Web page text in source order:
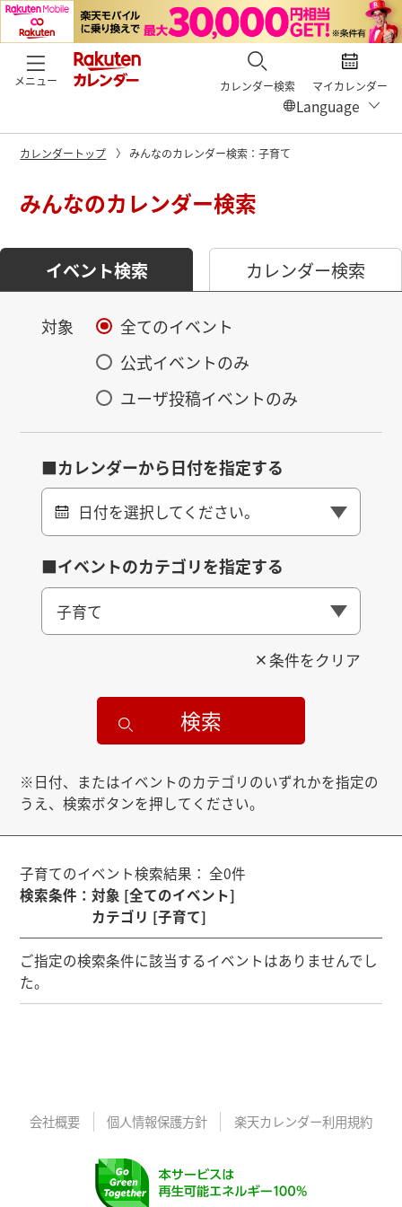
メニュー カレンダー検索 マイカレンダー
カレンダートップ みんなのカレンダー検索：子育て
みんなのカレンダー検索
イベント検索 カレンダー検索
対象
全てのイベント
公式イベントのみ
ユーザ投稿イベントのみ
■カレンダーから日付を指定する
日付を選択してください。
■イベントのカテゴリを指定する
子育て
条件をクリア
検索
※日付、またはイベントのカテゴリのいずれかを指定の
うえ、検索ボタンを押してください。
子育てのイベント検索結果： 全0件
検索条件 ：対象 [全てのイベント]
カテゴリ [子育て]
ご指定の検索条件に該当するイベントはありませんでし
た。
会社概要 個人情報保護方針 楽天カレンダー利用規約